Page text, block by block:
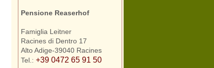
Pensione Reaserhof
Famiglia Leitner
Racines di Dentro 17
Alto Adige-39040 Racines
Tel.:+39 0472 65 91 50